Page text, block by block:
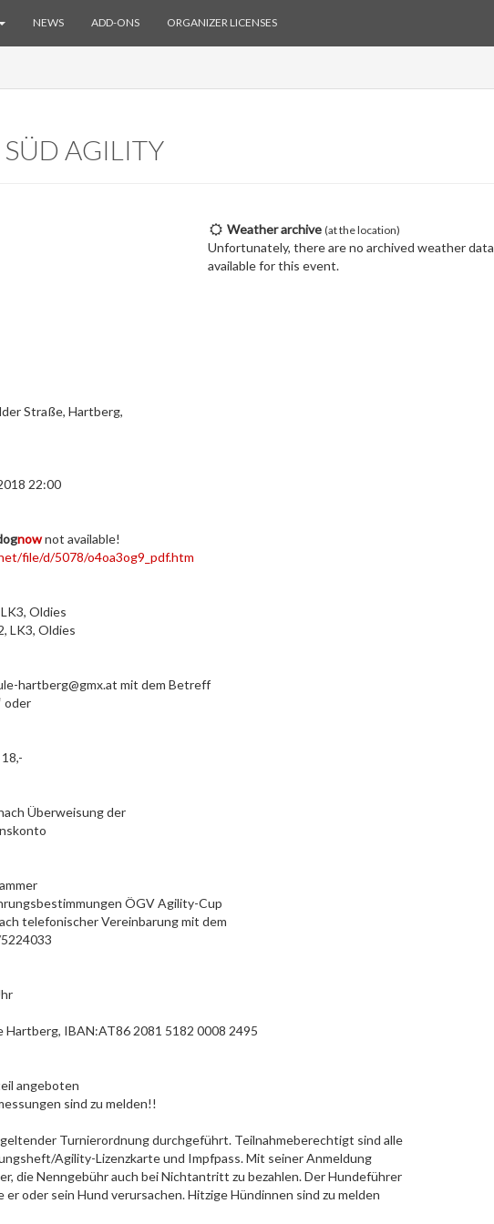
NEWS ADD-ONS ORGANIZER LICENSES
AGILITY
Straße, Hartberg,
22:00
nownot available!
file/d/5078/o4oa3og9_pdf.htm
Oldies
LK3, Oldies
Weather archive (at the location)
Unfortunately, there are no archived weather data
available for this event.
hartberg@gmx.at mit dem Betreff
oder
Überweisung der
ÖGV Agility-Cup
telefonischer Vereinbarung mit dem
Hartberg, IBAN:AT86 2081 5182 0008 2495
angeboten
sind zu melden!!
Turnierordnung durchgeführt. Teilnahmeberechtigt sind alle
Agility-Lizenzkarte und Impfpass. Mit seiner Anmeldung
die Nenngebühr auch bei Nichtantritt zu bezahlen. Der Hundeführer
er oder sein Hund verursachen. Hitzige Hündinnen sind zu melden